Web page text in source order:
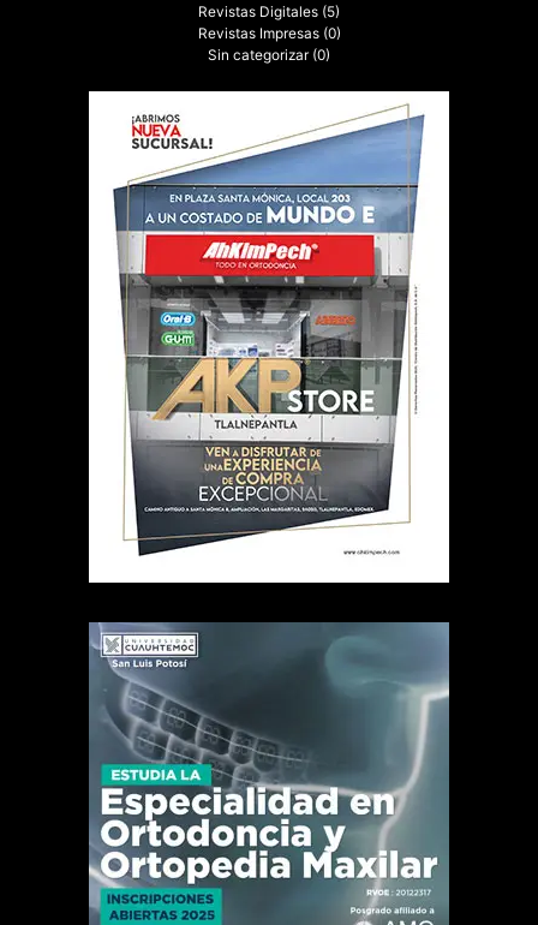
Revistas Digitales (5)
Revistas Impresas (0)
Sin categorizar (0)